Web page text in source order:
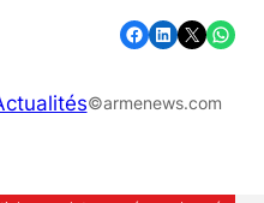
Partager sur Facebook Partager sur LinkedIn Partager sur X Partager sur WhatsApp
©armenews.com